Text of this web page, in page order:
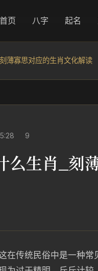
首页 八字 起名
薄寡思对应的生肖文化解读
9
么生肖_刻
在传统民俗中是一种